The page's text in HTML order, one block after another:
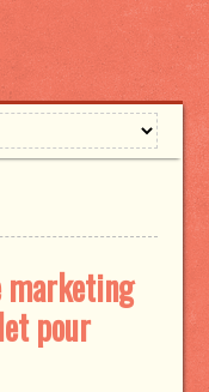
marketing
pour